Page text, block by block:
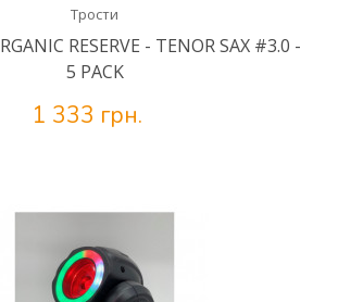
Трости
RESERVE - TENOR SAX #3.0 -
5 PACK
1 333 грн.